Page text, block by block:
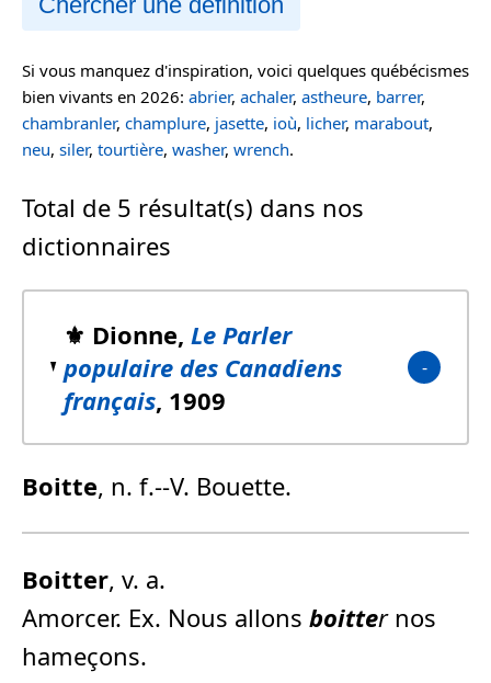
Si vous manquez d'inspiration, voici quelques québécismes
bien vivants en 2026: abrier, achaler, astheure, barrer,
chambranler, champlure, jasette, ioù, licher, marabout,
neu, siler, tourtière, washer, wrench.
Total de 5 résultat(s) dans nos
dictionnaires
⚜️ Dionne, Le Parler
populaire des Canadiens
français, 1909
Boitte, n. f.--V. Bouette.
Boitter, v. a.
Amorcer. Ex. Nous allons boitternos
hameçons.